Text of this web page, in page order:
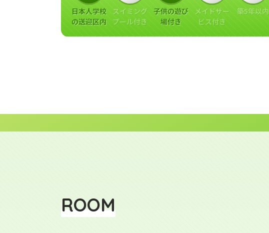
日本人学校
の送迎区内
スイミング
プール付き
子供の遊び
場付き
メイドサー
ビス付き
築5年以内
ROOM